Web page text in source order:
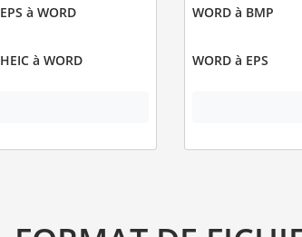
EPS à WORD
HEIC à WORD
WORD à BMP
WORD à EPS